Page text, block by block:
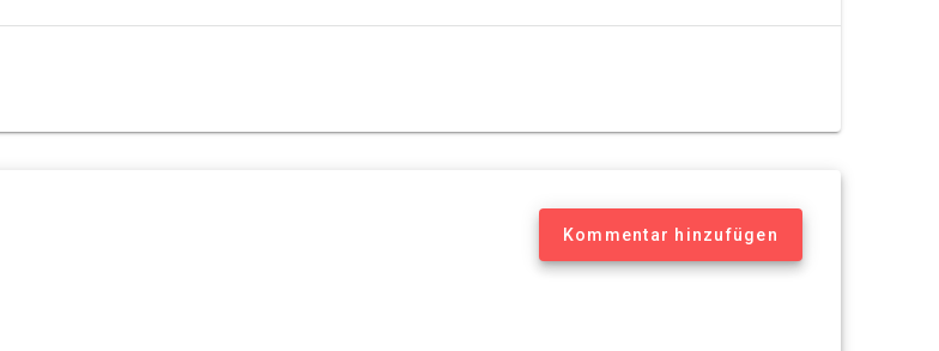
Kommentar hinzufügen